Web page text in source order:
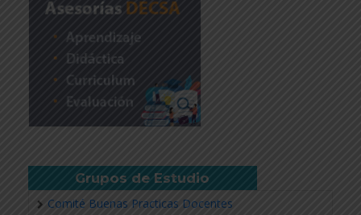
Grupos de Estudio
Comité Buenas Practicas Docentes